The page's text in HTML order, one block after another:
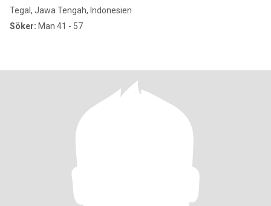
Tegal, Jawa Tengah, Indonesien
Söker: Man 41 - 57